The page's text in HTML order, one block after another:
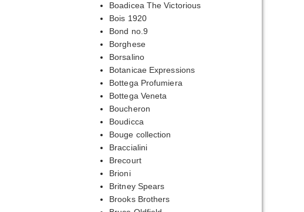
Boadicea The Victorious
Bois 1920
Bond no.9
Borghese
Borsalino
Botanicae Expressions
Bottega Profumiera
Bottega Veneta
Boucheron
Boudicca
Bouge collection
Braccialini
Brecourt
Brioni
Britney Spears
Brooks Brothers